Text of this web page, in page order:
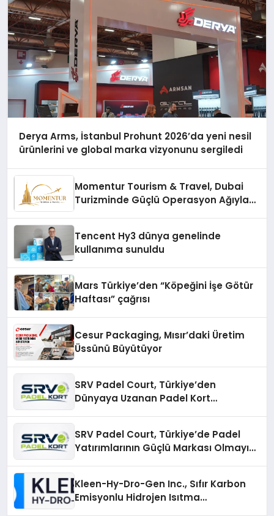
Derya Arms, İstanbul Prohunt 2026’da yeni nesil
ürünlerini ve global marka vizyonunu sergiledi
Momentur Tourism & Travel, Dubai
Turizminde Güçlü Operasyon Ağıyla
Tencent Hy3 dünya genelinde
kullanıma sunuldu
Mars Türkiye’den “Köpeğini İşe Götür
Haftası” çağrısı
Cesur Packaging, Mısır’daki Üretim
Üssünü Büyütüyor
SRV Padel Court, Türkiye’den
Dünyaya Uzanan Padel Kort
SRV Padel Court, Türkiye’de Padel
Yatırımlarının Güçlü Markası Olmayı
Kleen-Hy-Dro-Gen Inc., Sıfır Karbon
Emisyonlu Hidrojen Isıtma